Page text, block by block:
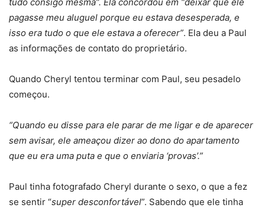
pagasse meu aluguel porque eu estava desesperada, e
isso era tudo o que ele estava a oferecer”. Ela deu a Paul
as informações de contato do proprietário.
Quando Cheryl tentou terminar com Paul, seu pesadelo
começou.
“Quando eu disse para ele parar de me ligar e de aparecer
sem avisar, ele ameaçou dizer ao dono do apartamento
que eu era uma puta e que o enviaria ‘provas’.”
Paul tinha fotografado Cheryl durante o sexo, o que a fez
se sentir “super desconfortável”. Sabendo que ele tinha